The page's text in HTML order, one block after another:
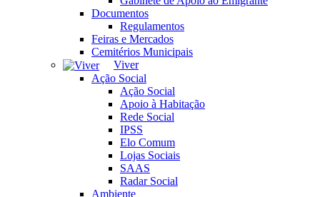
Documentos
Regulamentos
Feiras e Mercados
Cemitérios Municipais
Viver
Ação Social
Ação Social
Apoio à Habitação
Rede Social
IPSS
Elo Comum
Lojas Sociais
SAAS
Radar Social
Ambiente